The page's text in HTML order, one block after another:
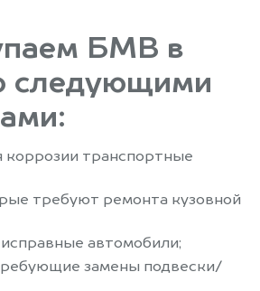
БМВ в
следующими
коррозии транспортные
требуют ремонта кузовной
автомобили;
замены подвески/